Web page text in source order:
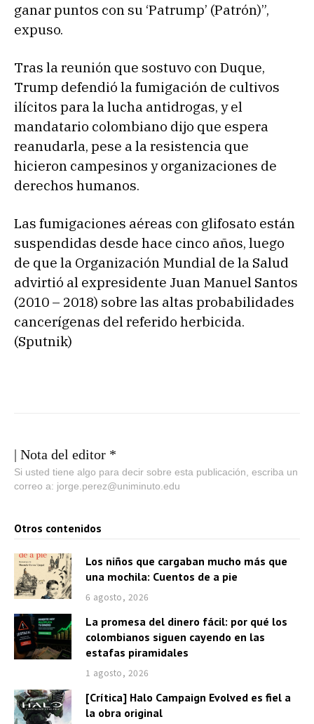
ganar puntos con su ‘Patrump’ (Patrón)”,
expuso.
Tras la reunión que sostuvo con Duque,
Trump defendió la fumigación de cultivos
ilícitos para la lucha antidrogas, y el
mandatario colombiano dijo que espera
reanudarla, pese a la resistencia que
hicieron campesinos y organizaciones de
derechos humanos.
Las fumigaciones aéreas con glifosato están
suspendidas desde hace cinco años, luego
de que la Organización Mundial de la Salud
advirtió al expresidente Juan Manuel Santos
(2010 – 2018) sobre las altas probabilidades
cancerígenas del referido herbicida.
(Sputnik)
| Nota del editor *
Si usted tiene algo para decir sobre esta publicación, escriba un
correo a: jorge.perez@uniminuto.edu
Otros contenidos
Los niños que cargaban mucho más que
una mochila: Cuentos de a pie
6 agosto, 2026
La promesa del dinero fácil: por qué los
colombianos siguen cayendo en las
estafas piramidales
1 agosto, 2026
[Crítica] Halo Campaign Evolved es fiel a
la obra original